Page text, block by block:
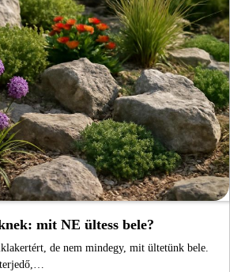
mit NE ültess bele?
de nem mindegy, mit ültetünk bele.